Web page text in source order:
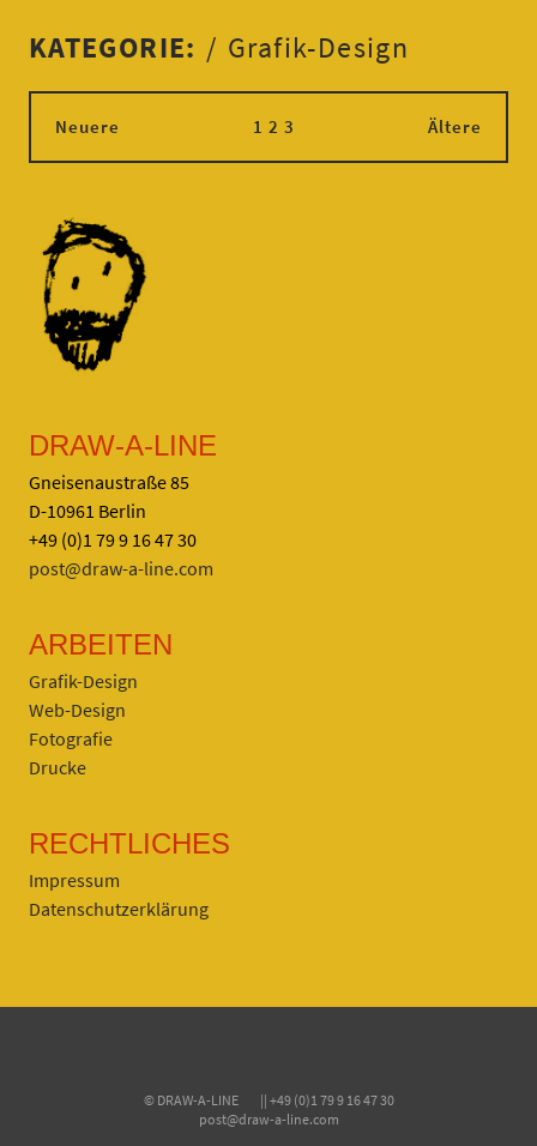
KATEGORIE: Grafik-Design
Neuere 1 2 3 Ältere
DRAW-A-LINE
Gneisenaustraße 85
D-10961 Berlin
+49 (0)1 79 9 16 47 30
post@draw-a-line.com
ARBEITEN
Grafik-Design
Web-Design
Fotografie
Drucke
RECHTLICHES
Impressum
Datenschutzerklärung
© DRAW-A-LINE || +49 (0)1 79 9 16 47 30
post@draw-a-line.com